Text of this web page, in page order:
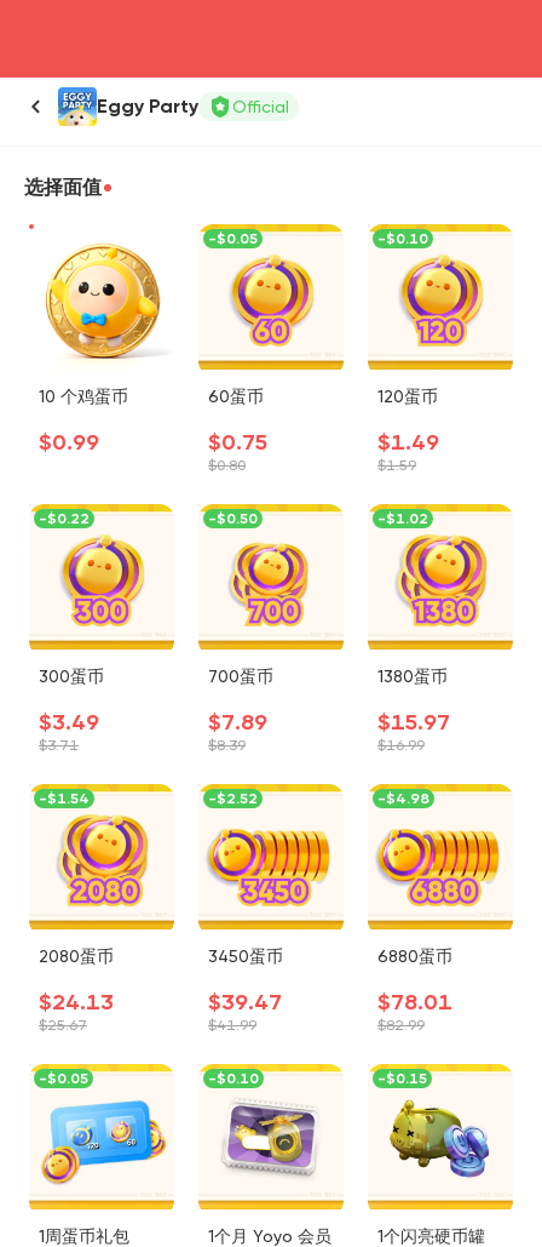
Eggy Party Official
选择面值
10 个鸡蛋币
$0.99
60蛋币
$0.75
$0.80
-$0.05
120蛋币
$1.49
$1.59
-$0.10
300蛋币
$3.49
$3.71
-$0.22
700蛋币
$7.89
$8.39
-$0.50
1380蛋币
$15.97
$16.99
-$1.02
2080蛋币
$24.13
$25.67
-$1.54
3450蛋币
$39.47
$41.99
-$2.52
6880蛋币
$78.01
$82.99
-$4.98
1周蛋币礼包
-$0.05
1个月 Yoyo 会员
-$0.10
1个闪亮硬币罐
-$0.15